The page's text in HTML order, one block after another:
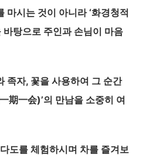
마시는 것이 아니라 ‘화경청적
탕으로 주인과 손님이 마음
족자, 꽃을 사용하여 그 순간
期一会)’의 만남을 소중히 여
도를 체험하시며 차를 즐겨보